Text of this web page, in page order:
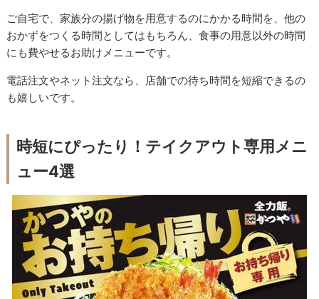
ご自宅で、家族分の揚げ物を用意するのにかかる時間を、他の
おかずをつくる時間としてはもちろん、食事の用意以外の時間
にも費やせるお助けメニューです。
電話注文やネット注文なら、店舗での待ち時間を短縮できるの
も嬉しいです。
時短にぴったり！テイクアウト専用メニ
ュー4選